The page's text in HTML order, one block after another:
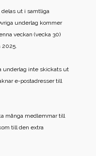
ut i samtliga
underlag kommer
veckan (vecka 30)
underlag inte skickats ut
e-postadresser till
många medlemmar till
till den extra